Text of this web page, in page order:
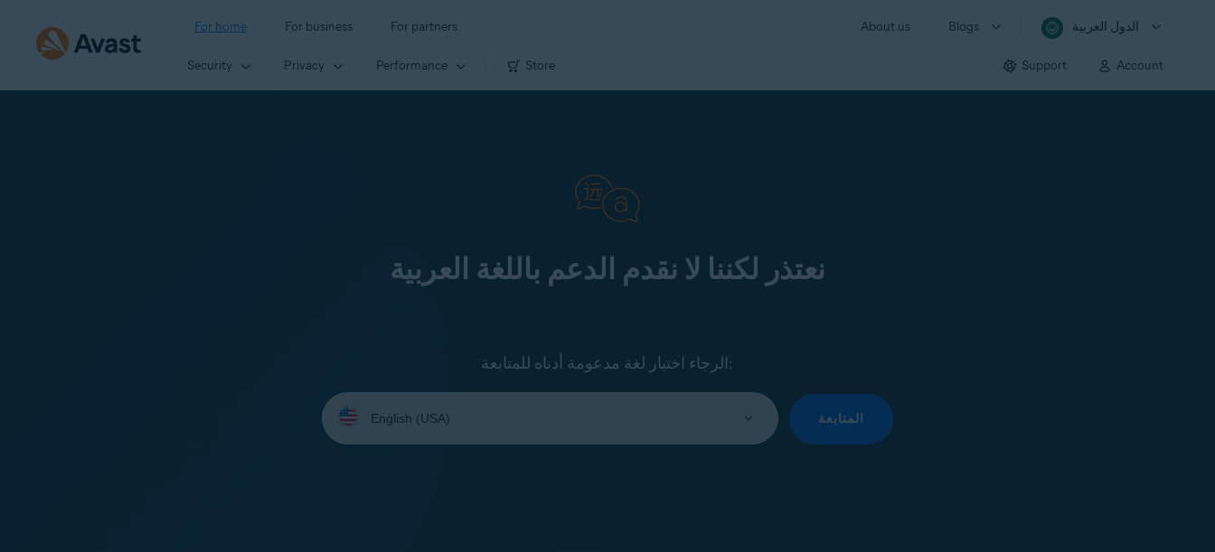
For home For business For partners About us Blogs الدول العربية
Security Privacy Performance Store Support Account
نعتذر لكننا لا نقدم الدعم باللغة العربية
الرجاء اختيار لغة مدعومة أدناه للمتابعة:
Select
your
language:
المتابعة